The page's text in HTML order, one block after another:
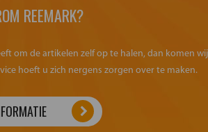
REEMARK?
om de artikelen zelf op te halen, dan komen
hoeft u zich nergens zorgen over te maken.